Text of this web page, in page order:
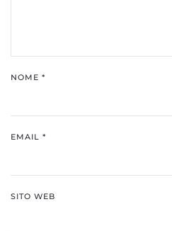
NOME *
EMAIL *
SITO WEB